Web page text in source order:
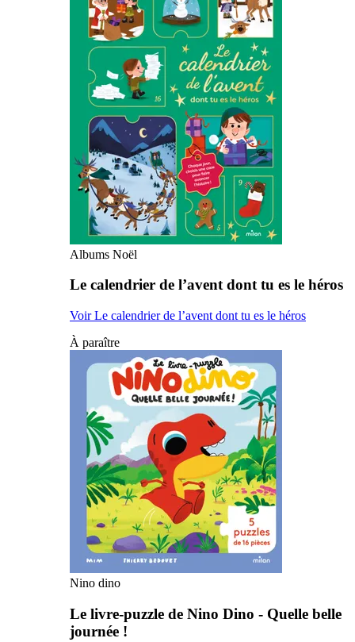
Albums Noël
Le calendrier de l’avent dont tu es le héros
Voir Le calendrier de l’avent dont tu es le héros
À paraître
Nino dino
Le livre-puzzle de Nino Dino - Quelle belle
journée !